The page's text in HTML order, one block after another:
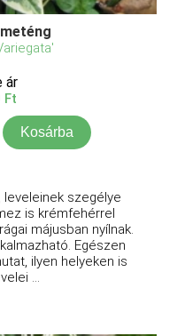
ár
Ft
Kosárba
leveleinek szegélye
is krémfehérrel
májusban nyílnak.
Egészen
ilyen helyeken is
...